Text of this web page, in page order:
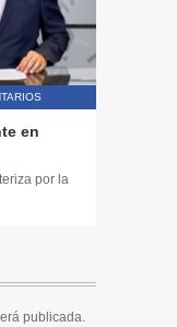
en
por la
publicada.